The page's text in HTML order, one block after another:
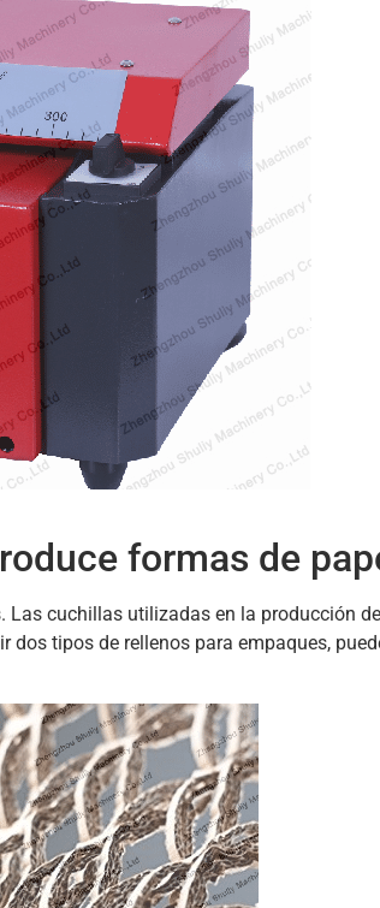
formas de
cuchillas utilizadas en la producción
tipos de rellenos para empaques,